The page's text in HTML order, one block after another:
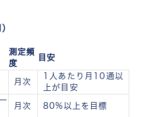
測定頻
度
目安
月次
1人あたり月10通以
上が目安
月次 80%以上を目標